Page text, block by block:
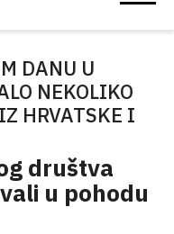
DANU U
NEKOLIKO
HRVATSKE I
društva
u pohodu